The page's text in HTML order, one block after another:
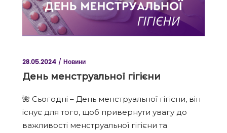
28.05.2024 Новини
День менструальної гігієни
🌺 Сьогодні – День менструальної гігієни, він
існує для того, щоб привернути увагу до
важливості менструальної гігієни та